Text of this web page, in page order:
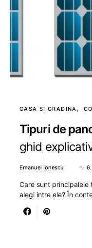
CASA SI GRADINA
Tipuri de
ghid
Emanuel Ionescu
Care sunt principalele
alegi intre ele? În